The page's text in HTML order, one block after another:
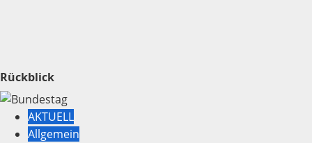
Rückblick
AKTUELL
Allgemein